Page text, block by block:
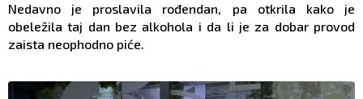
Nedavno je proslavila rođendan, pa otkrila kako je
obeležila taj dan bez alkohola i da li je za dobar provod
zaista neophodno piće.